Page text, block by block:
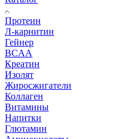
Протеин
Л-карнитин
Гейнер
BCAA
Креатин
Изолят
Жиросжигатели
Коллаген
Витамины
Напитки
Глютамин